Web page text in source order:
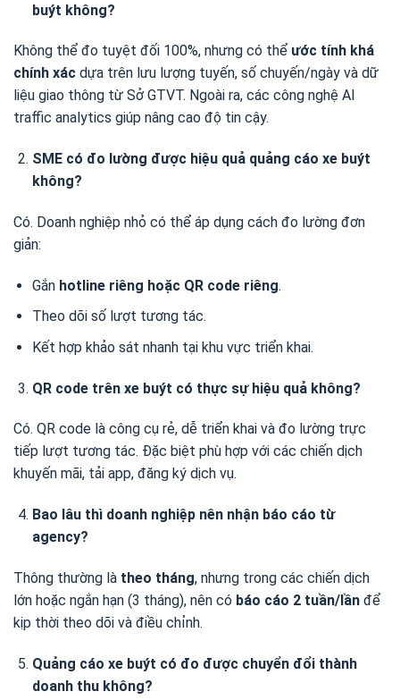
buýt không?
Không thể đo tuyệt đối 100%, nhưng có thể ước tính khá
chính xác dựa trên lưu lượng tuyến, số chuyến/ngày và dữ
liệu giao thông từ Sở GTVT. Ngoài ra, các công nghệ AI
traffic analytics giúp nâng cao độ tin cậy.
SME có đo lường được hiệu quả quảng cáo xe buýt
không?
Có. Doanh nghiệp nhỏ có thể áp dụng cách đo lường đơn
giản:
Gắn hotline riêng hoặc QR code riêng.
Theo dõi số lượt tương tác.
Kết hợp khảo sát nhanh tại khu vực triển khai.
QR code trên xe buýt có thực sự hiệu quả không?
Có. QR code là công cụ rẻ, dễ triển khai và đo lường trực
tiếp lượt tương tác. Đặc biệt phù hợp với các chiến dịch
khuyến mãi, tải app, đăng ký dịch vụ.
Bao lâu thì doanh nghiệp nên nhận báo cáo từ
agency?
Thông thường là theo tháng, nhưng trong các chiến dịch
lớn hoặc ngắn hạn (3 tháng), nên có báo cáo 2 tuần/lần để
kịp thời theo dõi và điều chỉnh.
Quảng cáo xe buýt có đo được chuyển đổi thành
doanh thu không?